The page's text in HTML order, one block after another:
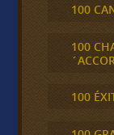
100
100
100